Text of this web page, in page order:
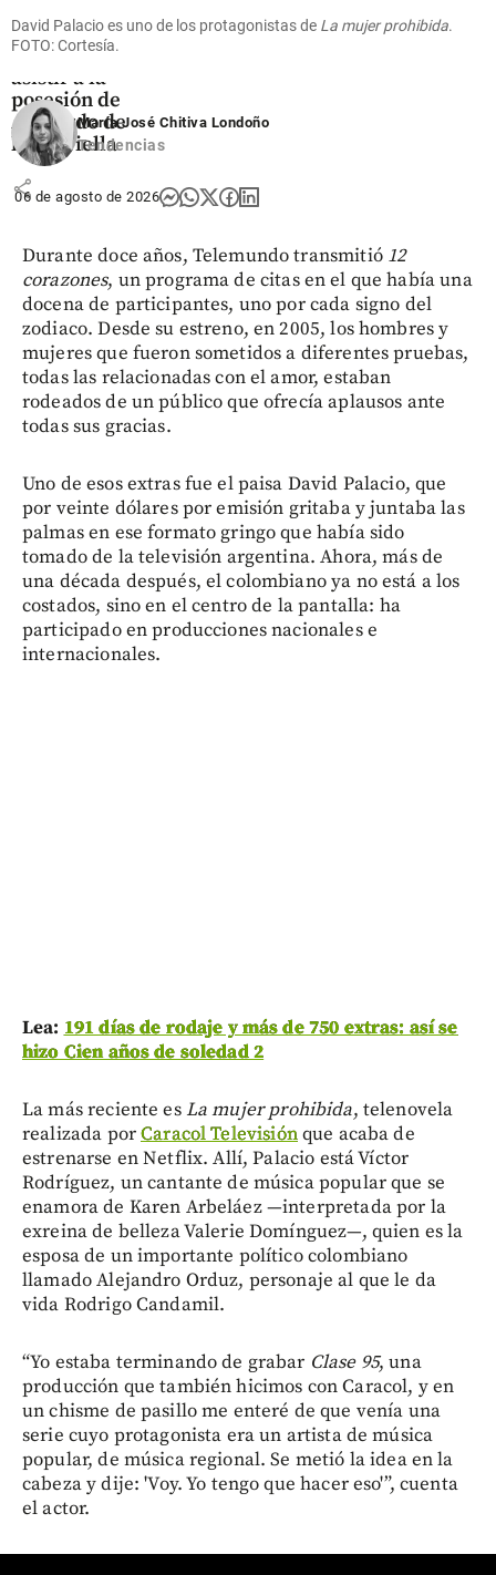
Uribe llegó a
Cali para
asistir a la
posesión de
Abelardo de
la Espriella
share
David Palacio es uno de los protagonistas de La mujer prohibida.
FOTO: Cortesía.
María José Chitiva Londoño
Tendencias
06 de agosto de 2026
Durante doce años, Telemundo transmitió 12
corazones, un programa de citas en el que había una
docena de participantes, uno por cada signo del
zodiaco. Desde su estreno, en 2005, los hombres y
mujeres que fueron sometidos a diferentes pruebas,
todas las relacionadas con el amor, estaban
rodeados de un público que ofrecía aplausos ante
todas sus gracias.
Uno de esos extras fue el paisa David Palacio, que
por veinte dólares por emisión gritaba y juntaba las
palmas en ese formato gringo que había sido
tomado de la televisión argentina. Ahora, más de
una década después, el colombiano ya no está a los
costados, sino en el centro de la pantalla: ha
participado en producciones nacionales e
internacionales.
Lea: 191 días de rodaje y más de 750 extras: así se
hizo Cien años de soledad 2
La más reciente esLa mujer prohibida, telenovela
realizada porCaracol Televisiónque acaba de
estrenarse en Netflix. Allí, Palacio está Víctor
Rodríguez, un cantante de música popular que se
enamora de Karen Arbeláez —interpretada por la
exreina de belleza Valerie Domínguez—, quien es la
esposa de un importante político colombiano
llamado Alejandro Orduz, personaje al que le da
vida Rodrigo Candamil.
“Yo estaba terminando de grabar Clase 95, una
producción que también hicimos con Caracol, y en
un chisme de pasillo me enteré de que venía una
serie cuyo protagonista era un artista de música
popular, de música regional. Se metió la idea en la
cabeza y dije: 'Voy. Yo tengo que hacer eso'”, cuenta
el actor.